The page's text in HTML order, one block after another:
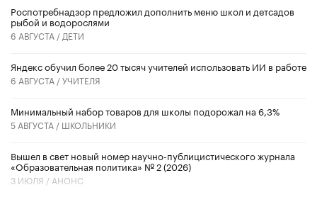
Роспотребнадзор предложил дополнить меню школ и детсадов
рыбой и водорослями
6 АВГУСТА / ДЕТИ
​Яндекс обучил более 20 тысяч учителей использовать ИИ в работе
6 АВГУСТА /УЧИТЕЛЯ
Минимальный набор товаров для школы подорожал на 6,3%
5 АВГУСТА / ШКОЛЬНИКИ
Вышел в свет новый номер научно-публицистического журнала
«Образовательная политика» № 2 (2026)
3 ИЮЛЯ / АНОНС